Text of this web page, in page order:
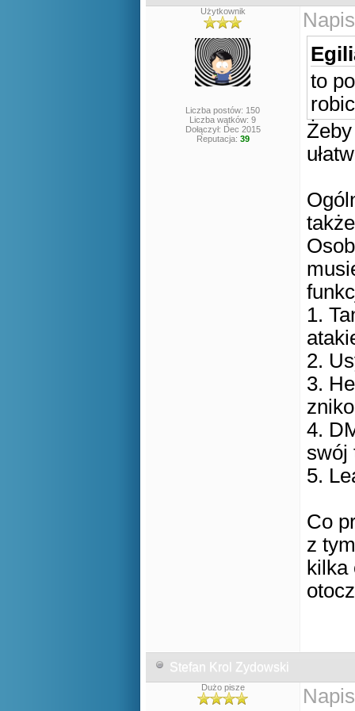
Użytkownik
Liczba postów: 150
Liczba wątków: 9
Dołączył: Dec 2015
Reputacja: 39
to
1.
2.
3.
4.
swój
5.
Co
z
kilka
Stefan Krol Zydowski
Dużo pisze